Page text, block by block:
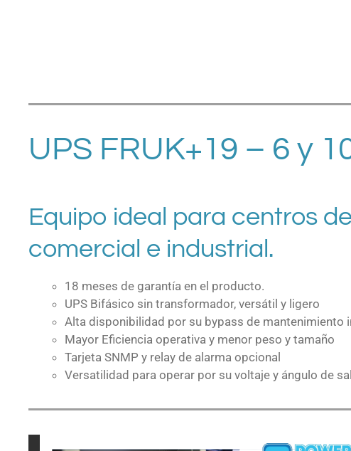
UPS FRUK+19 – 6 y
Equipo ideal para centros
comercial e industrial.
18 meses de garantía en el producto.
UPS Bifásico sin transformador, versátil y ligero
Alta disponibilidad por su bypass de mantenimiento
Mayor Eficiencia operativa y menor peso y tamaño
Tarjeta SNMP y relay de alarma opcional
Versatilidad para operar por su voltaje y ángulo de